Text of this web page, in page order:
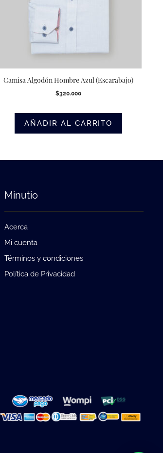
Camisa Algodón Hombre Azul (Escarabajo)
$320.000
AÑADIR AL CARRITO
Minutio
Acerca
Mi cuenta
Términos y condiciones
Política de Privacidad